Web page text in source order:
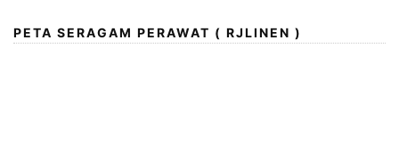
PETA SERAGAM PERAWAT ( RJLINEN )